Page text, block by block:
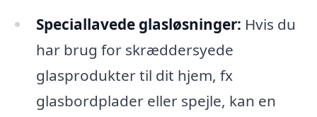
Speciallavede glasløsninger: Hvis du
har brug for skræddersyede
glasprodukter til dit hjem, fx
glasbordplader eller spejle, kan en